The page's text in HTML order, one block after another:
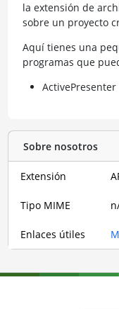
la extensión de
sobre un proyecto
Aquí tienes una
programas que
ActivePresenter
Sobre nosotros
Extensión
Tipo MIME
Enlaces útiles